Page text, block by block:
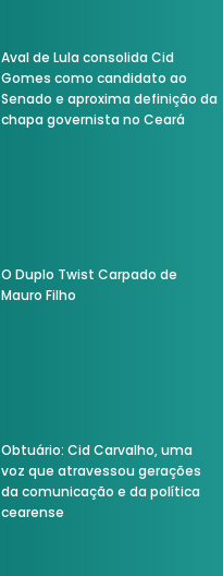
Aval de Lula consolida Cid
Gomes como candidato ao
Senado e aproxima definição da
chapa governista no Ceará
O Duplo Twist Carpado de
Mauro Filho
Obtuário: Cid Carvalho, uma
voz que atravessou gerações
da comunicação e da política
cearense